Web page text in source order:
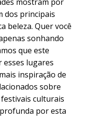
dos principais
beleza. Quer você
sonhando
que este
lugares
inspiração de
sobre
culturais
por esta